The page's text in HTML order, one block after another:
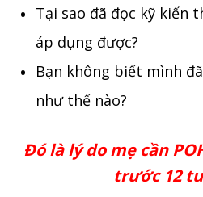
Tại sao đã đọc kỹ kiến
áp dụng được?
Bạn không biết mình
như thế nào?
Đó là lý do mẹ cần
trước 12